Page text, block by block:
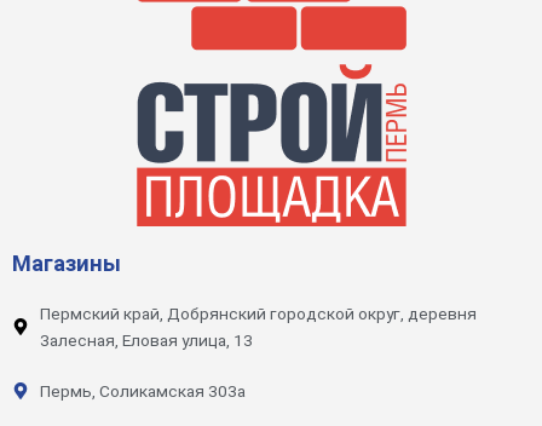
Магазины
Пермский край, Добрянский городской округ, деревня
Залесная, Еловая улица, 13
Пермь, Соликамская 303а